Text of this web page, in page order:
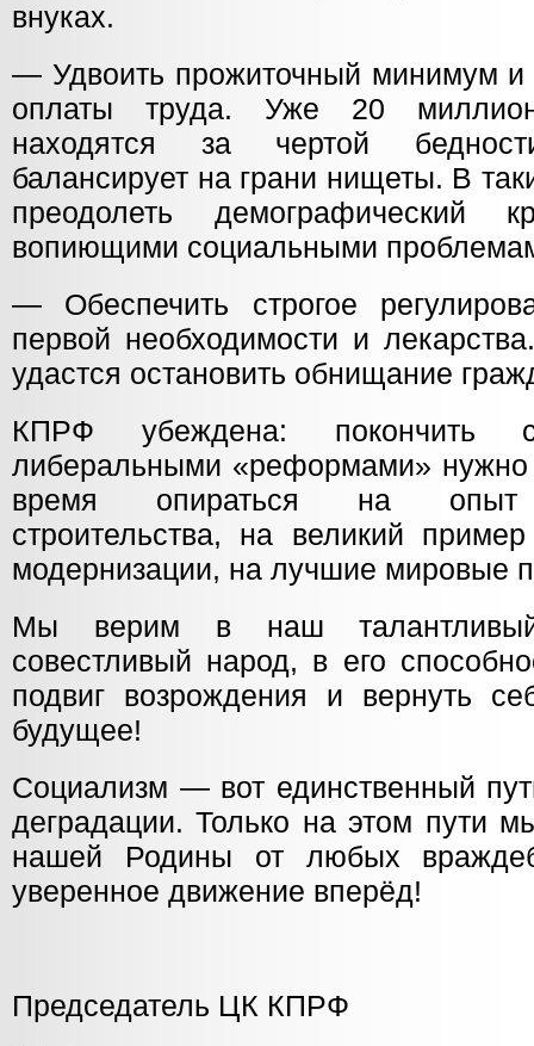
внуках.
— Удвоить прожиточный минимум
оплаты труда. Уже 20
находятся за чертой
балансирует на грани нищеты. В
преодолеть демографический
вопиющими социальными
— Обеспечить строгое
первой необходимости и
удастся остановить обнищание
КПРФ убеждена: покончить с
либеральными «реформами»
время опираться на опыт
строительства, на великий пример
модернизации, на лучшие мировые
Мы верим в наш
совестливый народ, в его
подвиг возрождения и вернуть
будущее!
Социализм — вот единственный
деградации. Только на этом пути
нашей Родины от любых
уверенное движение вперёд!
Председатель ЦК КПРФ